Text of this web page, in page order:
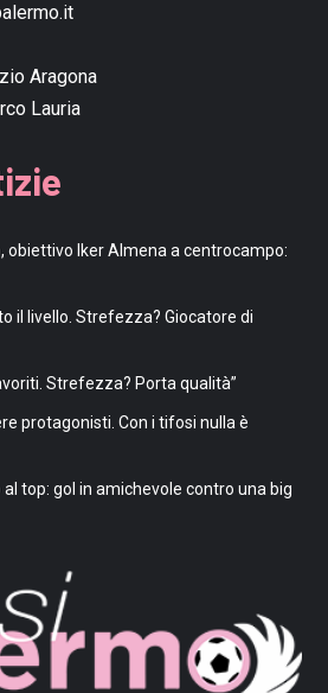
Aragona
Lauria
obiettivo Iker Almena a centrocampo:
il livello. Strefezza? Giocatore di
Strefezza? Porta qualità”
protagonisti. Con i tifosi nulla è
top: gol in amichevole contro una big